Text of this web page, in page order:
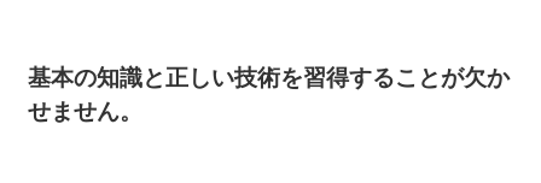
基本の知識と正しい技術を習得することが欠か
せません。